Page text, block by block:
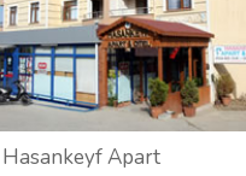
Hasankeyf Apart